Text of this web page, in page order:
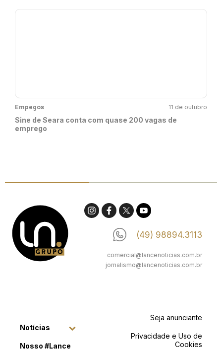
Empegos 11 de outubro
Sine de Seara conta com quase 200 vagas de
emprego
(49) 98894.3113
comercial@lancenoticias.com.br
jornalismo@lancenoticias.com.br
Notícias
Nosso #Lance
Seja anunciante
Privacidade e Uso de
Cookies